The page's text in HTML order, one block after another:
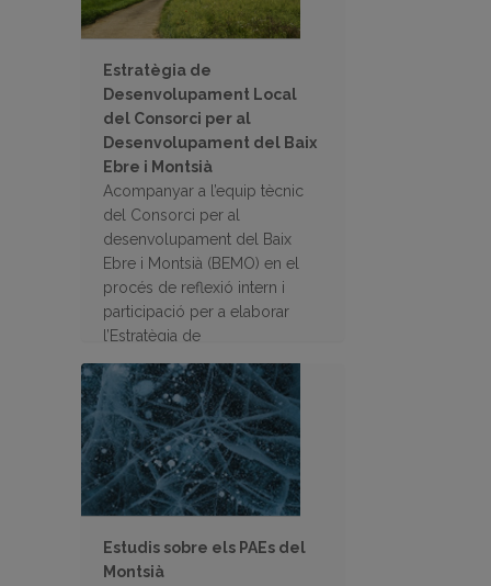
Estratègia de
Desenvolupament Local
del Consorci per al
Desenvolupament del Baix
Ebre i Montsià
Acompanyar a l’equip tècnic
del Consorci per al
desenvolupament del Baix
Ebre i Montsià (BEMO) en el
procés de reflexió intern i
participació per a elaborar
l’Estratègia de
Desenvolupament Local (EDL)
per al nou període de
programació europeu 2023-
2027.
Estudis sobre els PAEs del
Montsià